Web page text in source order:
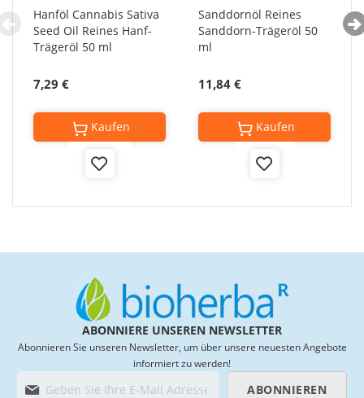
Hanföl Cannabis Sativa
Seed Oil Reines Hanf-
Trägeröl 50 ml
7,29 €
Add
Kaufen
Sanddornöl Reines
Sanddorn-Trägeröl 50
ml
11,84 €
Add
Kaufen
ABONNIERE UNSEREN NEWSLETTER
Abonnieren Sie unseren Newsletter, um über unsere neuesten Angebote
informiert zu werden!
ABONNIEREN